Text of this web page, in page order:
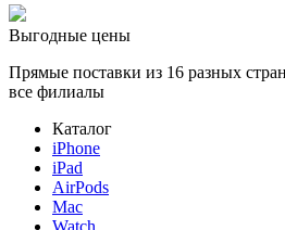
Выгодные цены
Прямые поставки из 16 разных
все филиалы
Каталог
iPhone
iPad
AirPods
Mac
Watch